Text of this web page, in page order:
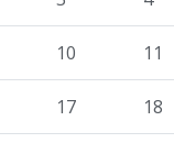
10 11
17 18